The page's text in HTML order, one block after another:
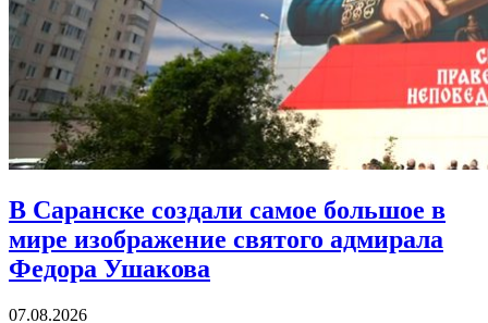
В Саранске создали самое большое в
мире изображение святого адмирала
Федора Ушакова
07.08.2026